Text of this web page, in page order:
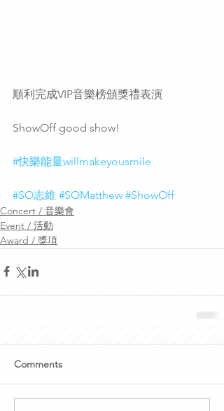
順利完成VIP音樂榜頒獎禮表演
ShowOff good show!
#快樂能量willmakeyousmile
#SO志維 #SOMatthew #ShowOff
Concert / 音樂會
Event / 活動
Award / 獎項
Comments